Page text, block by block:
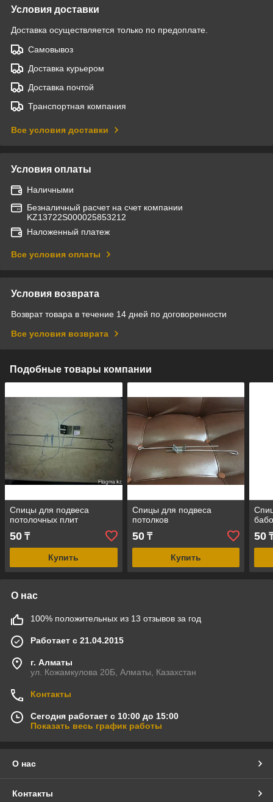
Условия доставки
Доставка осуществляется только по предоплате.
Самовывоз
Доставка курьером
Доставка почтой
Транспортная компания
Все условия доставки
Условия оплаты
Наличными
Безналичный расчет на счет компании
KZ13722S000025853212
Наложенный платеж
Все условия оплаты
Условия возврата
Возврат товара в течение 14 дней по договоренности
Все условия возврата
Подобные товары компании
Спицы для подвеса
потолочных плит
50 ₸
Купить
Спицы для подвеса
потолков
50₸
Купить
50
О нас
100% положительных из 13 отзывов за год
Работает с 21.04.2015
г. Алматы
ул. Кожамкулова 20Б, Алматы, Казахстан
Контакты
Сегодня работает с 10:00 до 15:00
Показать весь график работы
О нас
Контакты